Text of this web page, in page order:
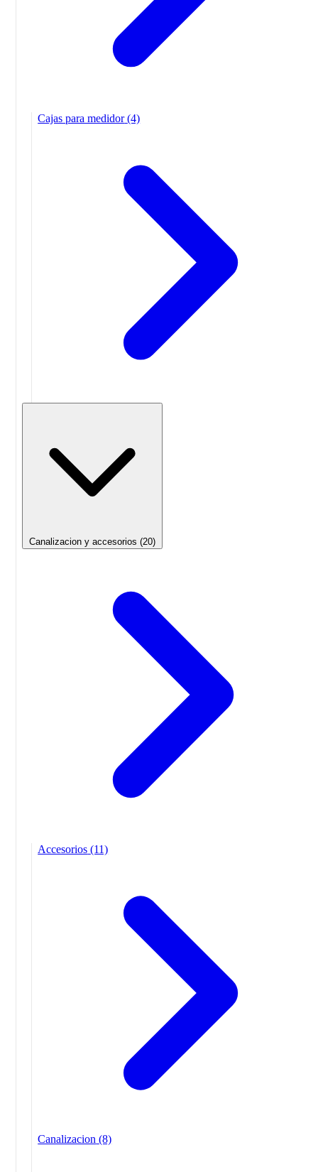
Cajas para medidor (4)
Canalizacion y accesorios (20)
Accesorios (11)
Canalizacion (8)